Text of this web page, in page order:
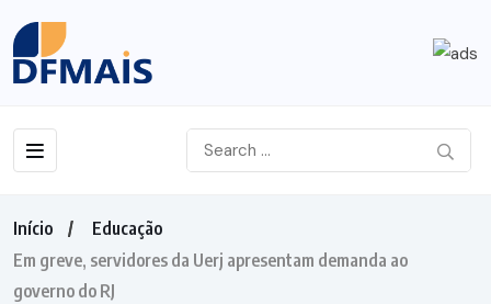
Início
Educação
Em greve, servidores da Uerj apresentam demanda ao
governo do RJ